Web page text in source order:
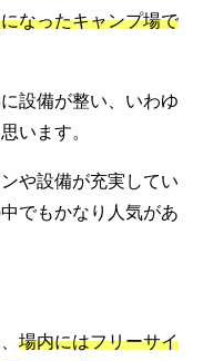
なったキャンプ場で
設備が整い、いわゆ
います。
や設備が充実してい
でもかなり人気があ
場内にはフリーサイ